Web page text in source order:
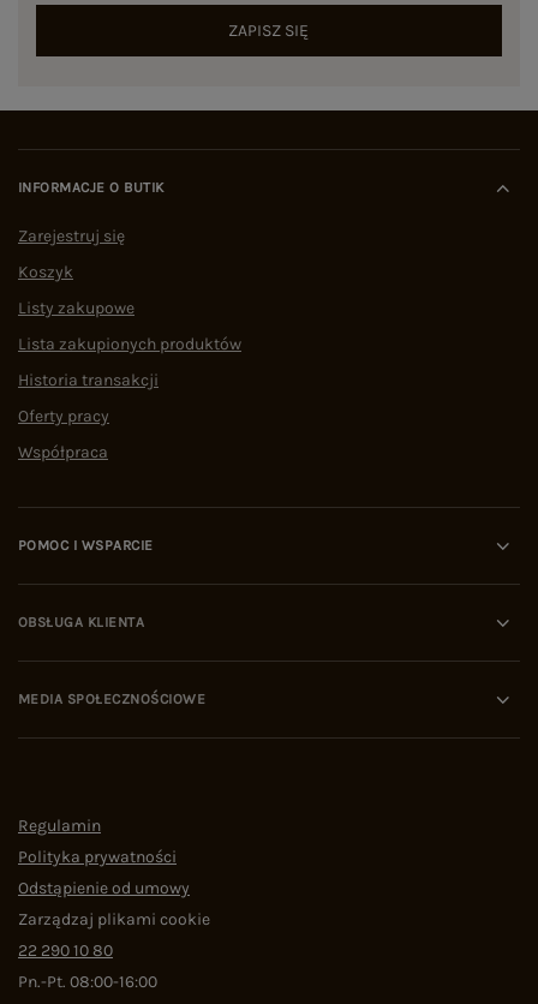
ZAPISZ SIĘ
INFORMACJE O BUTIK
Zarejestruj się
Koszyk
Listy zakupowe
Lista zakupionych produktów
Historia transakcji
Oferty pracy
Współpraca
POMOC I WSPARCIE
OBSŁUGA KLIENTA
MEDIA SPOŁECZNOŚCIOWE
Regulamin
Polityka prywatności
Odstąpienie od umowy
Zarządzaj plikami cookie
22 290 10 80
Pn.-Pt. 08:00-16:00